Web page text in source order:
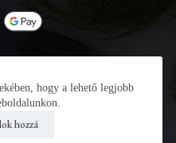
hogy a lehető legjobb
hozzá